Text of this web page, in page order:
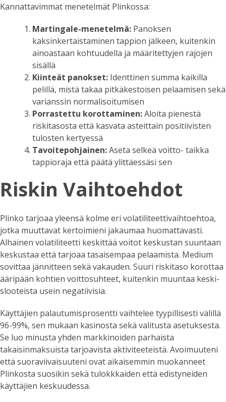
Kannattavimmat menetelmät Plinkossa:
Martingale-menetelmä: Panoksen
kaksinkertaistaminen tappion jälkeen, kuitenkin
ainoastaan kohtuudella ja määritettyjen rajojen
sisällä
Kiinteät panokset: Identtinen summa kaikilla
pelillä, mistä takaa pitkäkestoisen pelaamisen sekä
varianssin normalisoitumisen
Porrastettu korottaminen:Aloita pienestä
riskitasosta että kasvata asteittain positiivisten
tulosten kertyessä
Tavoitepohjainen:Aseta selkeä voitto- taikka
tappioraja että päätä ylittäessäsi sen
Riskin Vaihtoehdot
Plinko tarjoaa yleensä kolme eri volatiliteettivaihtoehtoa,
jotka muuttavat kertoimieni jakaumaa huomattavasti.
Alhainen volatiliteetti keskittää voitot keskustan suuntaan
keskustaa että tarjoaa tasaisempaa pelaamista. Medium
sovittaa jännitteen sekä vakauden. Suuri riskitaso korottaa
ääripään kohtien voittosuhteet, kuitenkin muuntaa keski-
slooteista usein negatiivisia.
Käyttäjien palautumisprosentti vaihtelee tyypillisesti välillä
96-99%, sen mukaan kasinosta sekä valitusta asetuksesta.
Se luo minusta yhden markkinoiden parhaista
takaisinmaksuista tarjoavista aktiviteeteistä. Avoimuuteni
että suoraviivaisuuteni ovat aikaisemmin muokanneet
Plinkosta suosikin sekä tulokkkaiden että edistyneiden
käyttäjien keskuudessa.